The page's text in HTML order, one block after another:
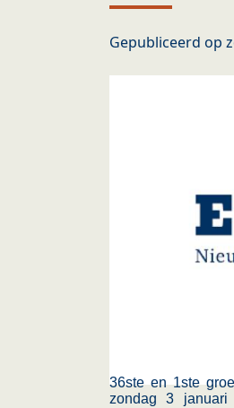
Gepubliceerd op
36ste en 1ste
zondag 3